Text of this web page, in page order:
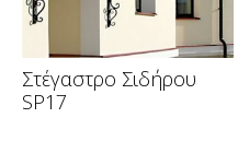
Στέγαστρο Σιδήρου
SP17